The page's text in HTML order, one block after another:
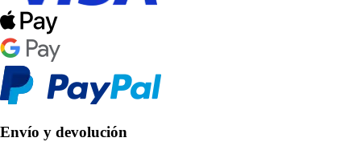
Envío y devolución